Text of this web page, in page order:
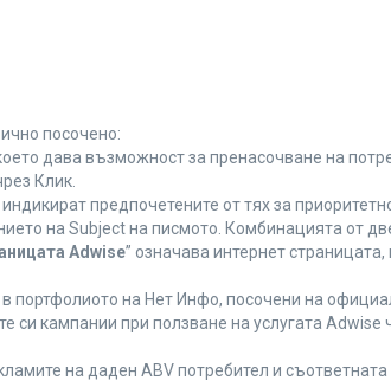
посочено:
дава възможност за пренасочване на
Клик.
предпочетените от тях за
на Subject на писмото. Комбинацията от
Adwise” означава интернет
портфолиото на Нет Инфо, посочени на
кампании при ползване на услугата Adwise
на даден ABV потребител и